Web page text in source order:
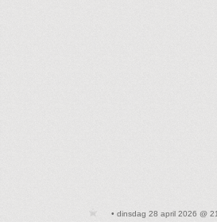
• dinsdag 28 april 2026 @